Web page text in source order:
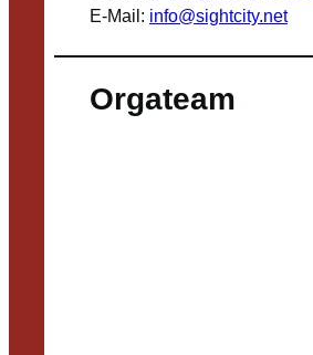
E-Mail: info@sightcity.net
Orgateam